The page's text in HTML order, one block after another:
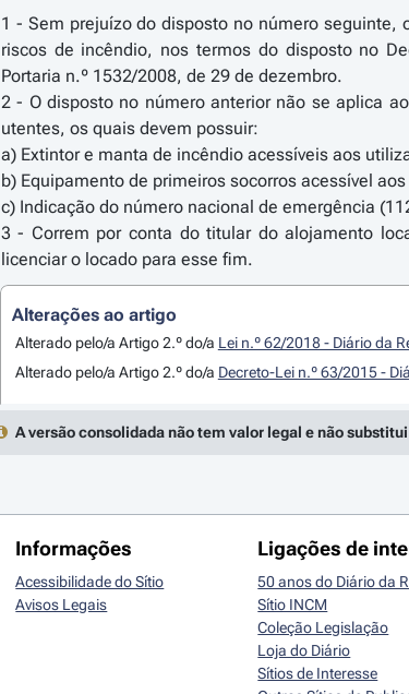
1 - Sem prejuízo do disposto no número
riscos de incêndio, nos termos do disposto no
Portaria n.º 1532/2008, de 29 de dezembro.
2 - O disposto no número anterior não se aplica
utentes, os quais devem possuir:
a) Extintor e manta de incêndio acessíveis aos
b) Equipamento de primeiros socorros acessível
c) Indicação do número nacional de emergência
3 - Correm por conta do titular do alojamento
licenciar o locado para esse fim.
Alterações ao artigo
Alterado pelo/a Artigo 2.º do/a Lei n.º 62/2018 - Diário da
Alterado pelo/a Artigo 2.º do/a Decreto-Lei n.º 63/2015 -
A versão consolidada não tem valor legal e não
Informações
Acessibilidade do Sítio
Avisos Legais
Ligações de
50 anos do Diário da
Sítio INCM
Coleção Legislação
Loja do Diário
Sítios de Interesse